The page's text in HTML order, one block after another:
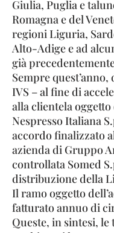
Giulia, Puglia e
Romagna e del
regioni Liguria,
Alto-Adige e ad
già
Sempre
IVS – al fine di
alla clientela
Nespresso Italiana
accordo finalizzato
azienda di Gruppo
controllata Somed
distribuzione della
Il ramo oggetto
fatturato annuo di
Queste, in sintesi,